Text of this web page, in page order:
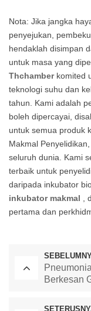
Nota: Jika jangka
penyejukan,
hendaklah disimpan
untuk masa yang
Thchamber komited
teknologi suhu dan
tahun. Kami adalah
boleh dipercayai,
untuk semua produk
Makmal
seluruh dunia. Kami
terbaik untuk
daripada inkubator
inkubator makmal
pertama dan
Berkesan